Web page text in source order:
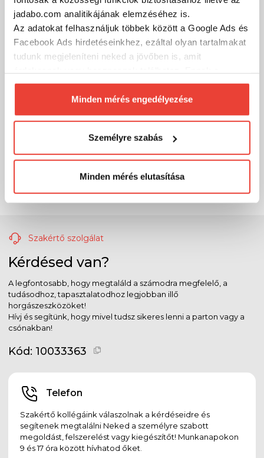
jadabo.com analitikájának elemzéséhez is.
Az adatokat felhasználjuk többek között a Google Ads és
Facebook Ads hirdetéseinkhez, ezáltal olyan tartalmakat
tudunk megjeleníteni neked a jövőben is, amit
biztosításához arra kérünk, hogy engedd meg
számunkra minden mérés használatát.
Természetesensoha semmilyen formában nem fogunk
megváltoztathatod a döntésed ezzel kapcsolatban.
Előre is köszönjük!
Minden mérés engedélyezése
Személyre szabás
Minden mérés elutasítása
Szakértő szolgálat
Kérdésed van?
A legfontosabb, hogy megtaláld a számodra megfelelő, a
tudásodhoz, tapasztalatodhoz legjobban illő
horgászeszközöket!
Hívj és segítünk, hogy mivel tudsz sikeres lenni a parton vagy a
csónakban!
Kód: 10033363
Telefon
Szakértő kollégáink válaszolnak a kérdéseidre és
segítenek megtalálni Neked a személyre szabott
megoldást, felszerelést vagy kiegészítőt! Munkanapokon
9 és 17 óra között hívhatod őket.